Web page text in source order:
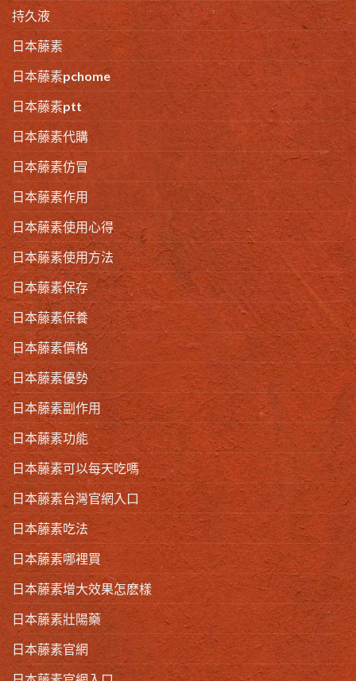
持久液
日本藤素
日本藤素pchome
日本藤素ptt
日本藤素代購
日本藤素仿冒
日本藤素作用
日本藤素使用心得
日本藤素使用方法
日本藤素保存
日本藤素保養
日本藤素價格
日本藤素優勢
日本藤素副作用
日本藤素功能
日本藤素可以每天吃嗎
日本藤素台灣官網入口
日本藤素吃法
日本藤素哪裡買
日本藤素增大效果怎麽樣
日本藤素壯陽藥
日本藤素官網